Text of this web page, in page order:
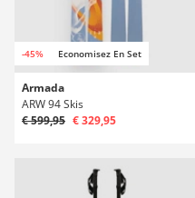
-45% Economisez En Set
Armada
ARW 94 Skis
€ 599,95 € 329,95